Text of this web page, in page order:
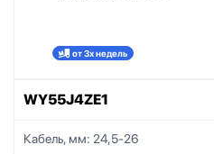
от 3х недель
WY55J4ZE1
Кабель, мм: 24,5-26